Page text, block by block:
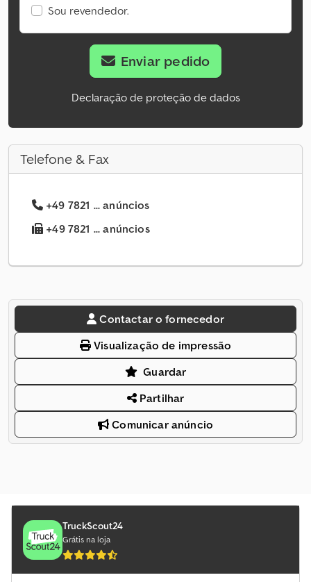
Sou revendedor.
Enviar pedido
Declaração de proteção de dados
Telefone & Fax
+49 7821 ... anúncios
+49 7821 ... anúncios
Contactar o fornecedor
Visualização de impressão
Guardar
Partilhar
Comunicar anúncio
TruckScout24
Grátis na loja